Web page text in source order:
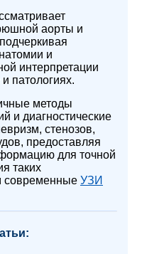
аорты и
и
интерпретации
патологиях.
методы
и диагностические
стенозов,
предоставляя
для точной
таких
современные УЗИ